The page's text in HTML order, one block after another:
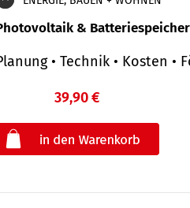
& Batteriespeicher
• Technik • Kosten •
39,90 €